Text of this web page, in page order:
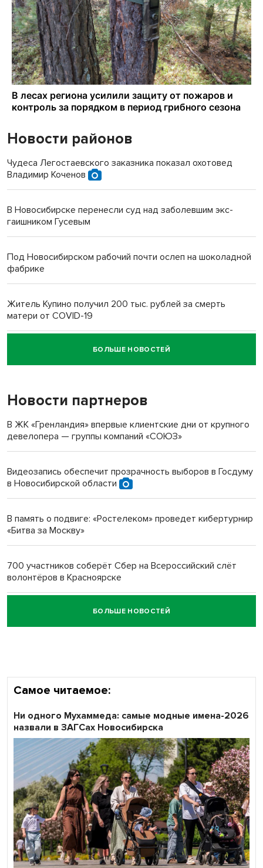
Новости районов
Чудеса Легостаевского заказника показал охотовед
Владимир Коченов
В Новосибирске перенесли суд над заболевшим экс-
гаишником Гусевым
Под Новосибирском рабочий почти ослеп на шоколадной
фабрике
Житель Купино получил 200 тыс. рублей за смерть
матери от COVID-19
Новосибирский суд наказал водителя за смерть
пенсионерки на вокзале
«Мы живём на пастбище!»: в новосибирском селе лошади
терроризируют жителей
Новосибирский преподаватель с женой вошли в топ-16
БОЛЬШЕ НОВОСТЕЙ
Новости партнеров
В ЖК «Гренландия» впервые клиентские дни от крупного
девелопера — группы компаний «СОЮЗ»
Видеозапись обеспечит прозрачность выборов в Госдуму
в Новосибирской области
В память о подвиге: «Ростелеком» проведет кибертурнир
«Битва за Москву»
700 участников соберёт Сбер на Всероссийский слёт
волонтёров в Красноярске
Честный выбор: видеонаблюдение обеспечит
объективность результатов ЕДГ в Новосибирской
БОЛЬШЕ НОВОСТЕЙ
Самое читаемое:
Ни одного Мухаммеда: самые модные имена-2026
назвали в ЗАГСах Новосибирска